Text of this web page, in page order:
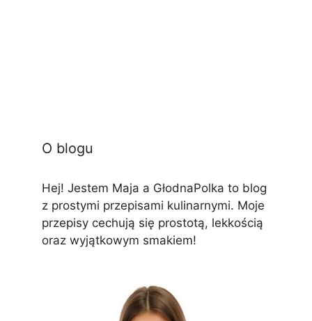
O blogu
Hej! Jestem Maja a GłodnaPolka to blog
z prostymi przepisami kulinarnymi. Moje
przepisy cechują się prostotą, lekkością
oraz wyjątkowym smakiem!